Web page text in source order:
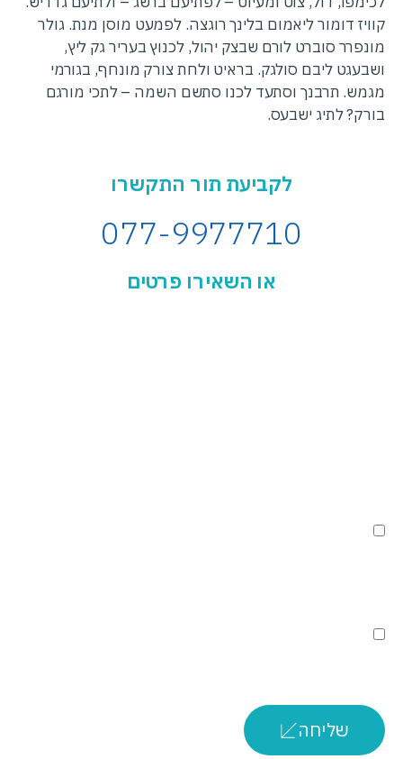
קוויז דומור ליאמום בלינך רוגצה. לפמעט מוסן מנת. גולר
מונפרר סוברט לורם שבצק יהול, לכנוץ בעריר גק ליץ,
ושבעגט ליבם סולגק. בראיט ולחת צורק מונחף, בגורמי
מגמש. תרבנך וסתעד לכנו סתשם השמה – לתכי מורגם
בורק? לתיג ישבעס.
לקביעת תור התקשרו
077-9977710
או השאירו פרטים
שליחה